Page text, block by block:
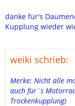
danke für's
Kupplung wieder
weiki schrieb:
Merke: Nicht alle
auch für`s
Trockenkupplung)